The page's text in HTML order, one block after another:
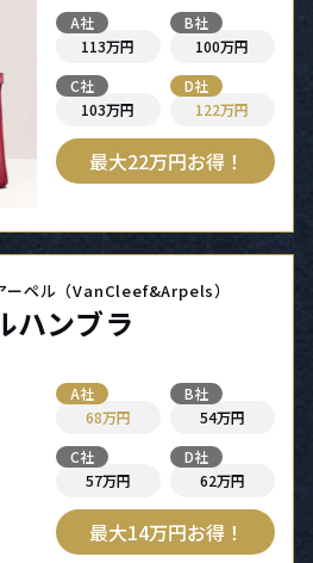
A社
113万円
B社
100万円
C社
103万円
D社
122万円
最大22万円お得！
ーペル（VanCleef&Arpels）
ハンブラ
A社
68万円
B社
54万円
C社
57万円
D社
62万円
最大14万円お得！